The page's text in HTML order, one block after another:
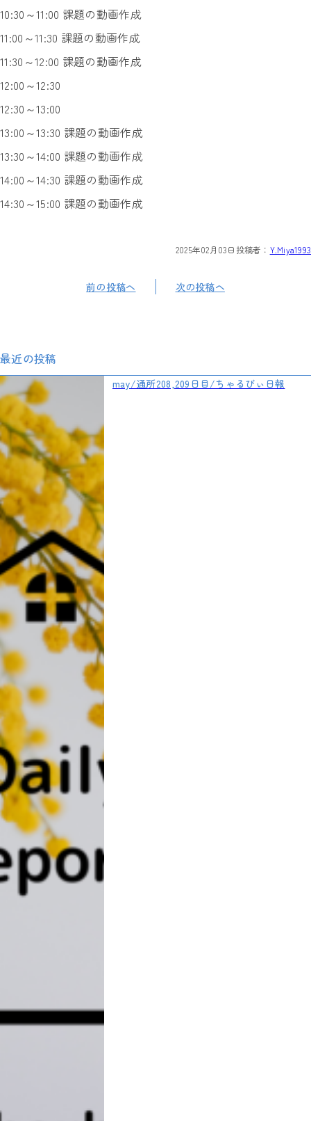
10:30～11:00 課題の動画作成
11:00～11:30 課題の動画作成
11:30～12:00 課題の動画作成
12:00～12:30
12:30～13:00
13:00～13:30 課題の動画作成
13:30～14:00 課題の動画作成
14:00～14:30 課題の動画作成
14:30～15:00 課題の動画作成
2025年02月03日 投稿者： Y.Miya1993
前の投稿へ 次の投稿へ
最近の投稿
may/通所208,209日目/ちゃるびぃ日報